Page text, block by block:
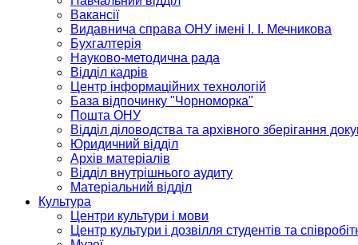
Вакансії
Видавнича справа ОНУ імені І. І. Мечникова
Бухгалтерія
Науково-методична рада
Відділ кадрів
Центр інформаційних технологій
База відпочинку "Чорноморка"
Пошта ОНУ
Відділ діловодства та архівного зберігання
Юридичний відділ
Архів матеріалів
Відділ внутрішнього аудиту
Матеріальний відділ
Культура
Центри культури і мови
Центр культури і дозвілля студентів та